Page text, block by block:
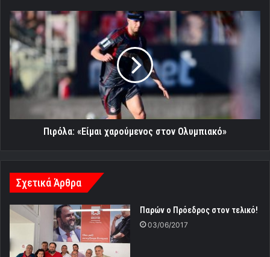
Πιρόλα:
«Είμαι
χαρούμενος
στον
Ολυμπιακό»
Πιρόλα: «Είμαι χαρούμενος στον Ολυμπιακό»
Σχετικά Άρθρα
Παρών ο Πρόεδρος στον τελικό!
03/06/2017